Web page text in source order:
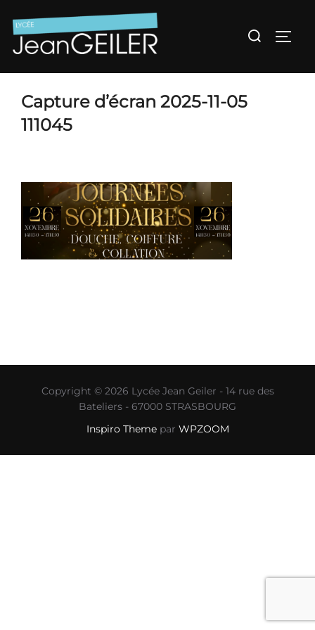
au
contenu
Rechercher :
Capture d’écran 2025-11-05
111045
Copyright © 2026 Lycée Jean Geiler - 14 rue des
Bateliers - 67000 STRASBOURG
Inspiro Themepar WPZOOM